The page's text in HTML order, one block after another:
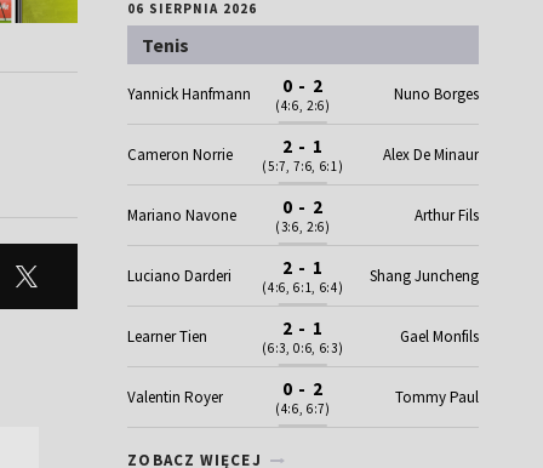
06 SIERPNIA 2026
Tenis
Yannick Hanfmann 0 - 2
(4:6, 2:6)
Nuno Borges
Cameron Norrie 2 - 1
(5:7, 7:6, 6:1)
Alex De Minaur
Mariano Navone 0 - 2
(3:6, 2:6)
Arthur Fils
Luciano Darderi 2 - 1
(4:6, 6:1, 6:4)
Shang Juncheng
Learner Tien 2 - 1
(6:3, 0:6, 6:3)
Gael Monfils
Valentin Royer 0 - 2
(4:6, 6:7)
Tommy Paul
ZOBACZ WIĘCEJ